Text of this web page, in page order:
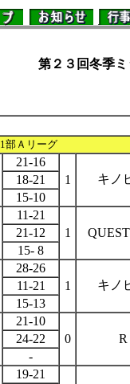
第２３回冬季
1部Ａリーグ
21-16
1
キノ
18-21
15-10
11-21
1
21-12
15- 8
28-26
1
キノ
11-21
15-13
21-10
0
R
24-22
-
19-21